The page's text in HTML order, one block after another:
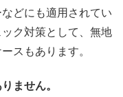
どにも適用されてい
ク対策として、無地
スもあります。
ません。